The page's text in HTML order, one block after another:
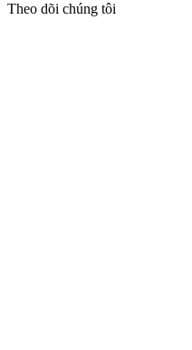
Theo dõi chúng tôi